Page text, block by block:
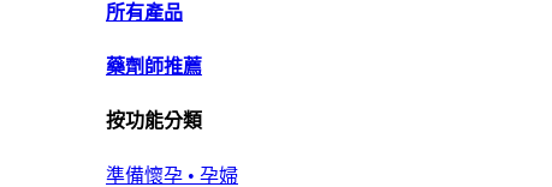
所有產品
藥劑師推薦
按功能分類
準備懷孕 • 孕婦